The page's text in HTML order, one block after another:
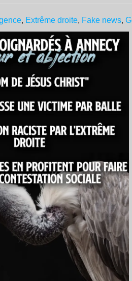
, Extrême droite, Fake news,